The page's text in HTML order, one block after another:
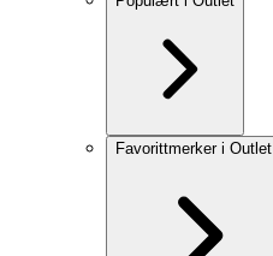
Favorittmerker i Outlet